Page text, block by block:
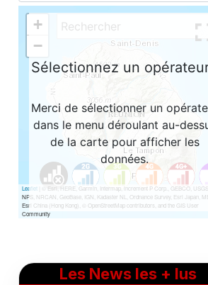
Les News les + lus